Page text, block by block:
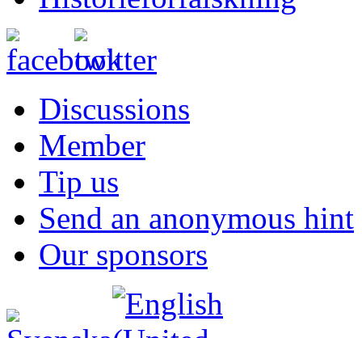
Discussions
Member
Tip us
Send an anonymous hint
Our sponsors